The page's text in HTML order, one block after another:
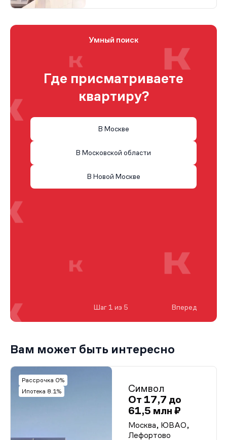
Умный поиск
Где присматриваете
квартиру?
В Москве
В Московской области
В Новой Москве
Шаг 1 из 5 Вперед
Вам может быть интересно
Рассрочка 0%
Ипотека 8.1%
Символ
От 17,7 до
61,5 млн ₽
Москва, ЮВАО,
Лефортово